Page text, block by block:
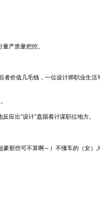
产质量把控。
价值几毛钱，一位设计师职业生
应出“设计”盘踞着计谋职位地方。
那些可不算啊～）不懂车的（女）